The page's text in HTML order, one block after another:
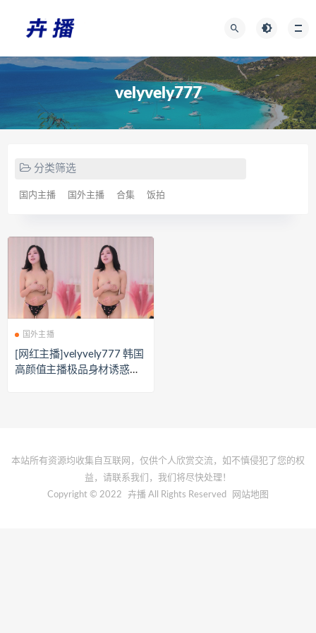
velyvely777
分类筛选
国内主播 国外主播 合集 饭拍
国外主播
[网红主播]velyvely777 韩国
高颜值主播极品身材诱惑热
本站所有资源均收集自互联网，仅供个人欣赏交流，如不慎侵犯了您的权
益，请联系我们，我们将尽快处理！
Copyright © 2022
卉播 All Rights Reserved 网站地图